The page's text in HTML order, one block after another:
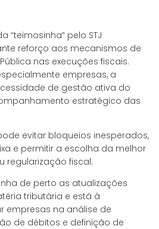
“teimosinha” pelo STJ
reforço aos mecanismos de
nas execuções fiscais.
empresas, a
de gestão ativa do
estratégico das
evitar bloqueios inesperados,
e permitir a escolha da melhor
regularização fiscal.
de perto as atualizações
tributária e está à
empresas na análise de
de débitos e definição de